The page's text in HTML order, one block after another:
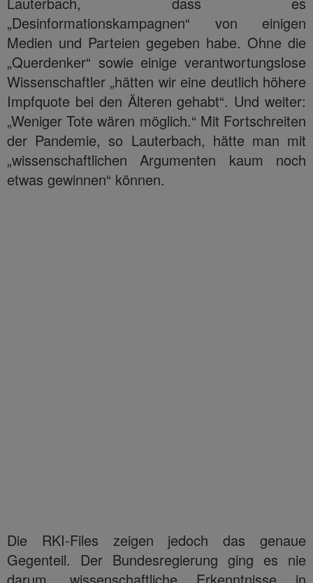
„Desinformationskampagnen“ von einigen
Medien und Parteien gegeben habe. Ohne die
„Querdenker“ sowie einige verantwortungslose
Wissenschaftler „hätten wir eine deutlich höhere
Impfquote bei den Älteren gehabt“. Und weiter:
„Weniger Tote wären möglich.“ Mit Fortschreiten
der Pandemie, so Lauterbach, hätte man mit
„wissenschaftlichen Argumenten kaum noch
etwas gewinnen“ können.
Die RKI-Files zeigen jedoch das genaue
Gegenteil. Der Bundesregierung ging es nie